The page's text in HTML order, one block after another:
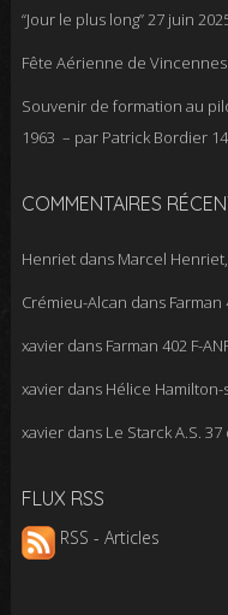
“Jour le plus long”27 juin
Fête Aérienne de
Souvenir de formation au
1963 – par Patrick Bordier
COMMENTAIRES
Henrietdans Marcel
Crémieu-Alcan dans Farman
xavierdans Farman 402 F-
xavierdans Hélice
xavierdans Le Starck A.S.
FLUX RSS
RSS - Articles